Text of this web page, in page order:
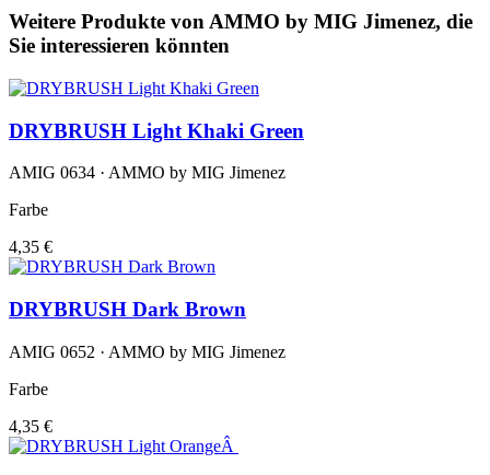
Weitere Produkte von AMMO by MIG Jimenez, die
Sie interessieren könnten
DRYBRUSH Light Khaki Green
AMIG 0634 · AMMO by MIG Jimenez
Farbe
4,35 €
DRYBRUSH Dark Brown
AMIG 0652 · AMMO by MIG Jimenez
Farbe
4,35 €